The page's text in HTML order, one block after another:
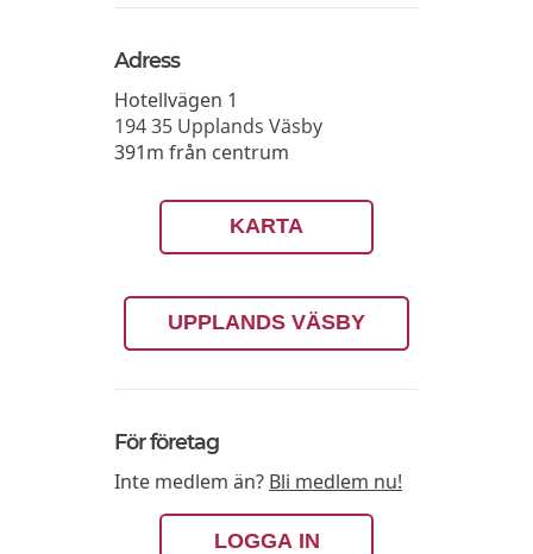
Adress
Hotellvägen 1
194 35 Upplands Väsby
391m från centrum
KARTA
UPPLANDS VÄSBY
För företag
Inte medlem än? Bli medlem nu!
LOGGA IN